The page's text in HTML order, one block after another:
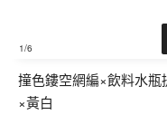
1/6
撞色鏤空網編×飲料水瓶
×黃白